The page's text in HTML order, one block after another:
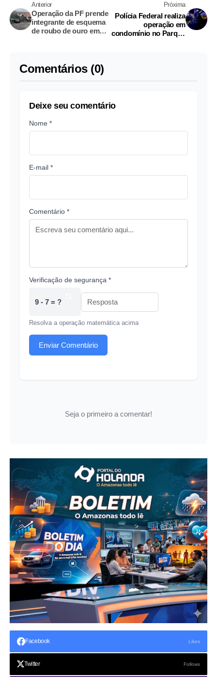
Anterior
Operação da PF prende
integrante de esquema
de roubo de ouro em
Próxima
Polícia Federal realiza
operação em
condomínio no Parque
Comentários (0)
Deixe seu comentário
Nome *
E-mail *
Comentário *
Verificação de segurança *
9 - 7 = ?
Resolva a operação matemática acima
Enviar Comentário
Seja o primeiro a comentar!
Facebook Likes
Twitter Follows